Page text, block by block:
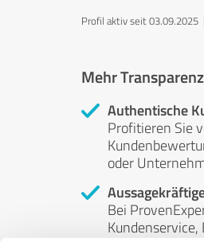
Profil aktiv seit 03.09.2025 |
Mehr
Authentische
Profitieren Sie
oder
Bei